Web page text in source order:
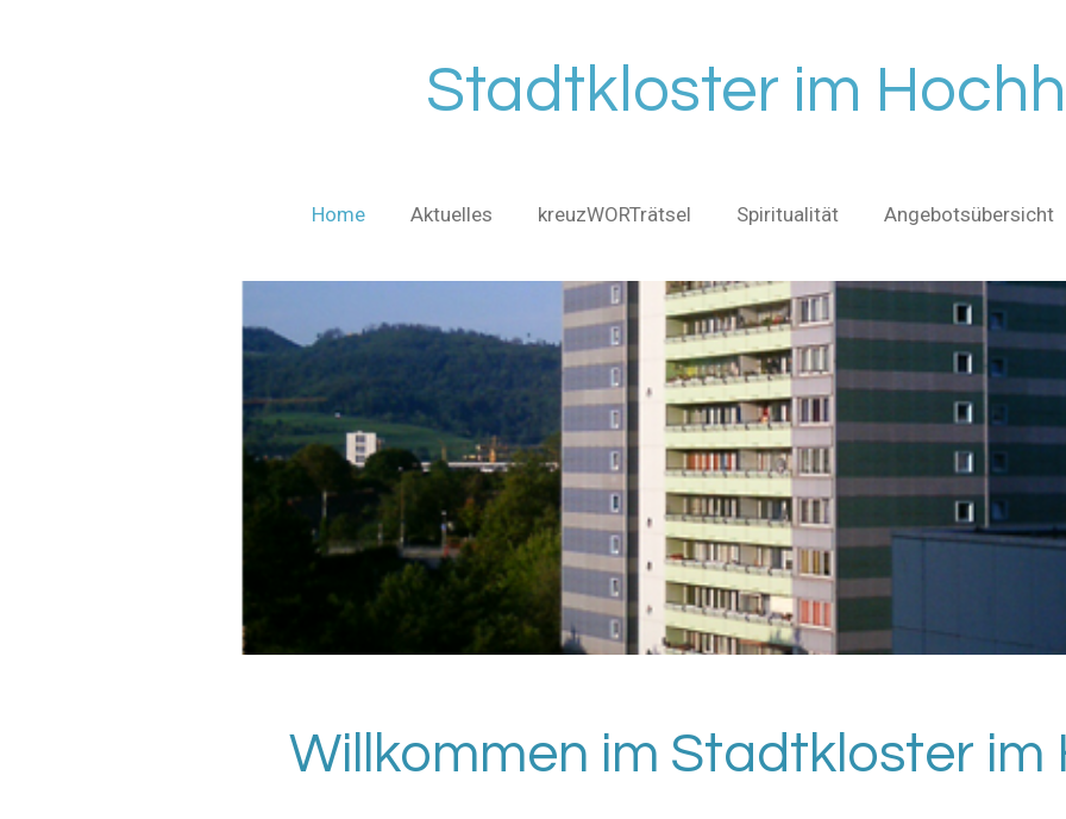
Stadtkloster im
Home Aktuelles kreuzWORTrätsel Spiritualität Angebotsübersicht
Willkommen im Stadtkloster im